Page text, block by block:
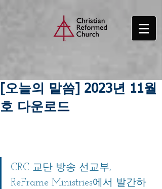
[오늘의 말씀] 2023년 11월
호 다운로드
CRC 교단 방송 선교부,
ReFrame Ministries에서 발간하